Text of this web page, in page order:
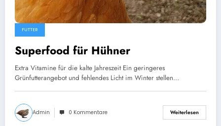
FUTTER
Superfood für Hühner
Extra Vitamine für die kalte Jahreszeit Ein geringeres
Grünfutterangebot und fehlendes Licht im Winter stellen…
Admin 0 Kommentare Weiterlesen